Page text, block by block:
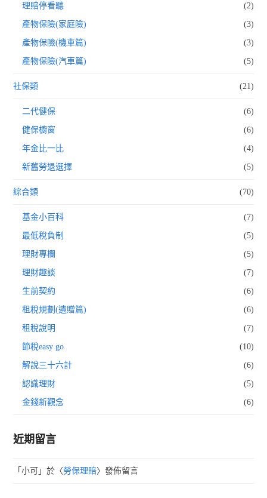
理賠停看聽 (2)
產物保險(家庭險) (3)
產物保險(機車篇) (3)
產物保險(汽車篇) (5)
社保類 (21)
二代健保 (6)
健保櫥窗 (6)
年金比一比 (4)
新舊勞退選擇 (5)
綜合類 (70)
基金小百科 (7)
最低稅負制 (5)
理財專欄 (5)
理財趣談 (7)
生前契約 (6)
租稅規劃(遺贈篇) (6)
租稅說明 (7)
節稅easy go (10)
解說三十六計 (6)
認識理財 (5)
金錢新觀念 (6)
近期留言
「小可 」於〈勞保理賠〉發佈留言